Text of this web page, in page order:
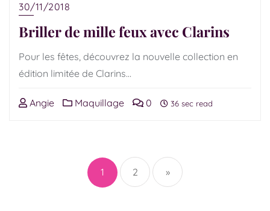
30/11/2018
Briller de mille feux avec Clarins
Pour les fêtes, découvrez la nouvelle collection en
édition limitée de Clarins…
Angie Maquillage 0 36 sec read
1 2 »